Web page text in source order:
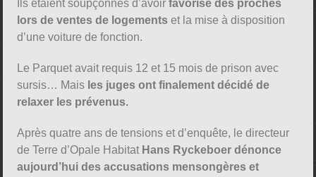
Ils étaient soupçonnés d’avoirfavorisé des proches
lors de ventes de logements et la mise à disposition
d’une voiture de fonction.
Le Parquet avait requis 12 et 15 mois de prison avec
sursis… Mais les juges ont finalement décidé de
relaxer les prévenus.
Après quatre ans de tensions et d’enquête, le directeur
de Terre d’Opale Habitat Hans Ryckeboer dénonce
aujourd’hui des accusations mensongères et